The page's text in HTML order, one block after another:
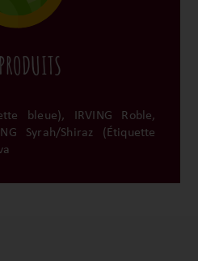
bleue), IRVING Roble,
Syrah/Shiraz (Étiquette